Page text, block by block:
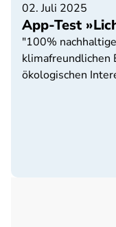
02. Juli 2025
App-Test
"100%
klimafreundlichen
ökologischen